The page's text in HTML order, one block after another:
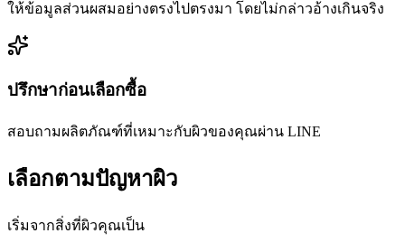
ให้ข้อมูลส่วนผสมอย่างตรงไปตรงมา โดยไม่กล่าวอ้างเกินจริง
ปรึกษาก่อนเลือกซื้อ
สอบถามผลิตภัณฑ์ที่เหมาะกับผิวของคุณผ่าน LINE
เลือกตามปัญหาผิว
เริ่มจากสิ่งที่ผิวคุณเป็น